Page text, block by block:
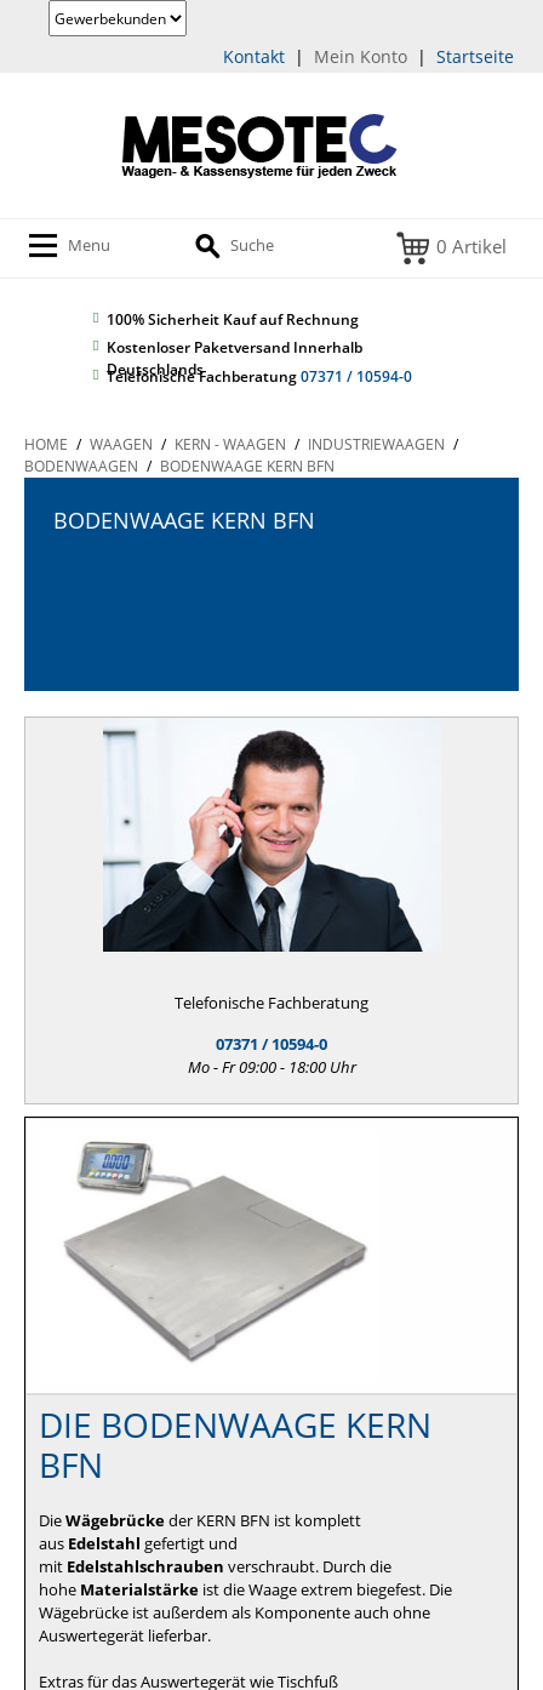
Startseite
|
Mein Konto
|
Kontakt
Menu Suche 0 Artikel
100% Sicherheit Kauf auf Rechnung
Kostenloser Paketversand Innerhalb
Deutschlands
Telefonische Fachberatung07371 / 10594-0
HOME / WAAGEN / KERN - WAAGEN / INDUSTRIEWAAGEN /
BODENWAAGEN / BODENWAAGE KERN BFN
BODENWAAGE KERN BFN
Telefonische Fachberatung
07371 / 10594-0
Mo - Fr 09:00 - 18:00 Uhr
DIE BODENWAAGE KERN
BFN
DieWägebrückeder KERN BFN ist komplett
aus Edelstahl gefertigt und
mit Edelstahlschrauben verschraubt. Durch die
hohe Materialstärke ist die Waage extrem biegefest. Die
Wägebrücke ist außerdem als Komponente auch ohne
Auswertegerät lieferbar.
Extras für das Auswertegerät wie Tischfuß